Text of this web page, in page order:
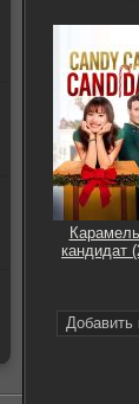
кандидат
Добавить